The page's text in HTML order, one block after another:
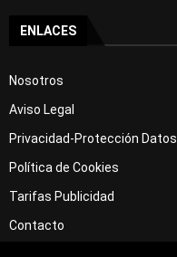
ENLACES
Nosotros
Aviso Legal
Privacidad-Protección Datos
Política de Cookies
Tarifas Publicidad
Contacto